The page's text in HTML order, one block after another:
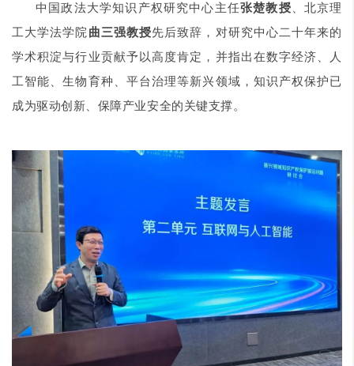
中国政法大学知识产权研究中心主任张楚教授 、北京理
工大学法学院 曲三强教授先后致辞，对研究中心二十年来的
学术积淀与行业贡献予以高度肯定，并指出在数字经济、人
工智能、生物育种、平台治理等新兴领域，知识产权保护已
成为驱动创新、保障产业安全的关键支撑。